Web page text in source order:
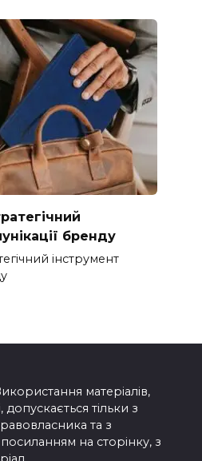
бренду
інструмент
матеріалів,
допускається тільки з
та з
на сторінку, з